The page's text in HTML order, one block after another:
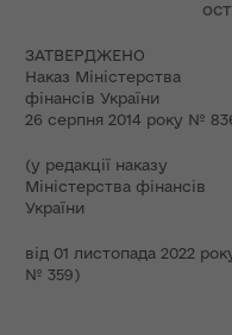
ЗАТВЕРДЖЕНО
Наказ Міністерства
фінансів України
26 серпня 2014 року №
(у редакції наказу
Міністерства фінансів
України
від 01 листопада 2022
№ 359)